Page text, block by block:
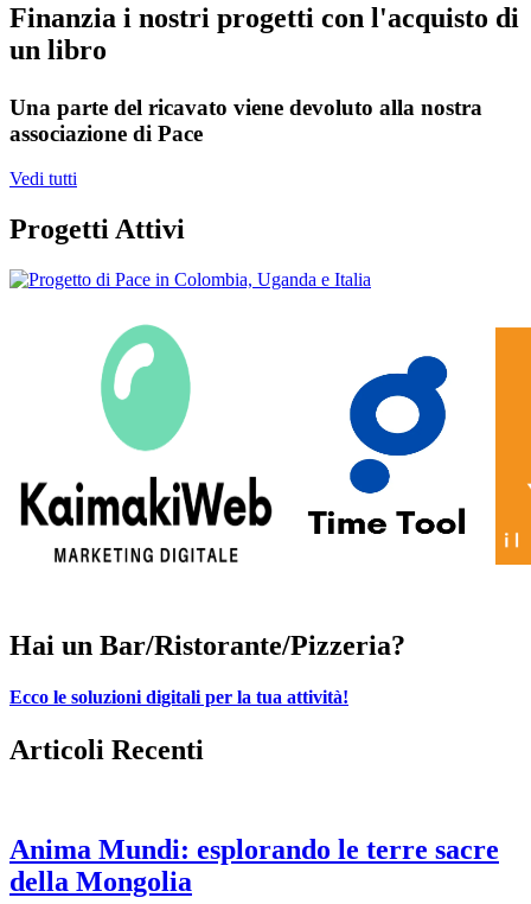
Finanzia i nostri progetti con l'acquisto di
un libro
Una parte del ricavato viene devoluto alla nostra
associazione di Pace
Vedi tutti
Progetti Attivi
Hai un Bar/Ristorante/Pizzeria?
Ecco le soluzioni digitali per la tua attività!
Articoli Recenti
Anima Mundi: esplorando le terre sacre
della Mongolia